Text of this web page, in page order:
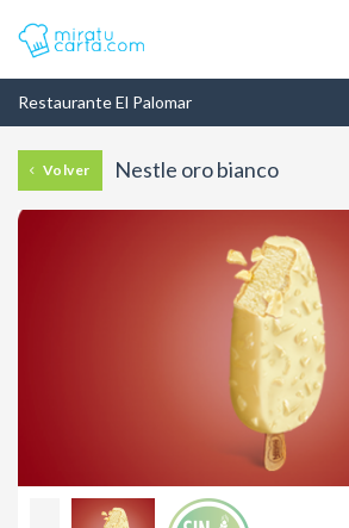
Restaurante El Palomar
Volver Nestle oro bianco